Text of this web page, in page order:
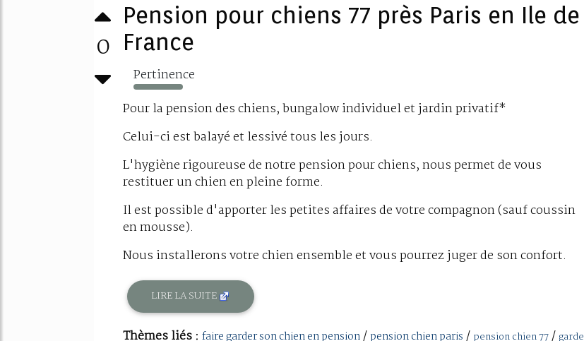
0
Pension pour chiens 77 près Paris en Ile de
France
Pertinence
251%
Pour la pension des chiens, bungalow individuel et jardin privatif*
Celui-ci est balayé et lessivé tous les jours.
L'hygiène rigoureuse de notre pension pour chiens, nous permet de vous
restituer un chien en pleine forme.
Il est possible d'apporter les petites affaires de votre compagnon (sauf coussin
en mousse).
Nous installerons votre chien ensemble et vous pourrez juger de son confort.
LIRE LA SUITE
Thèmes liés : faire garder son chien en pension/ pension chien paris / pension chien 77/ garde